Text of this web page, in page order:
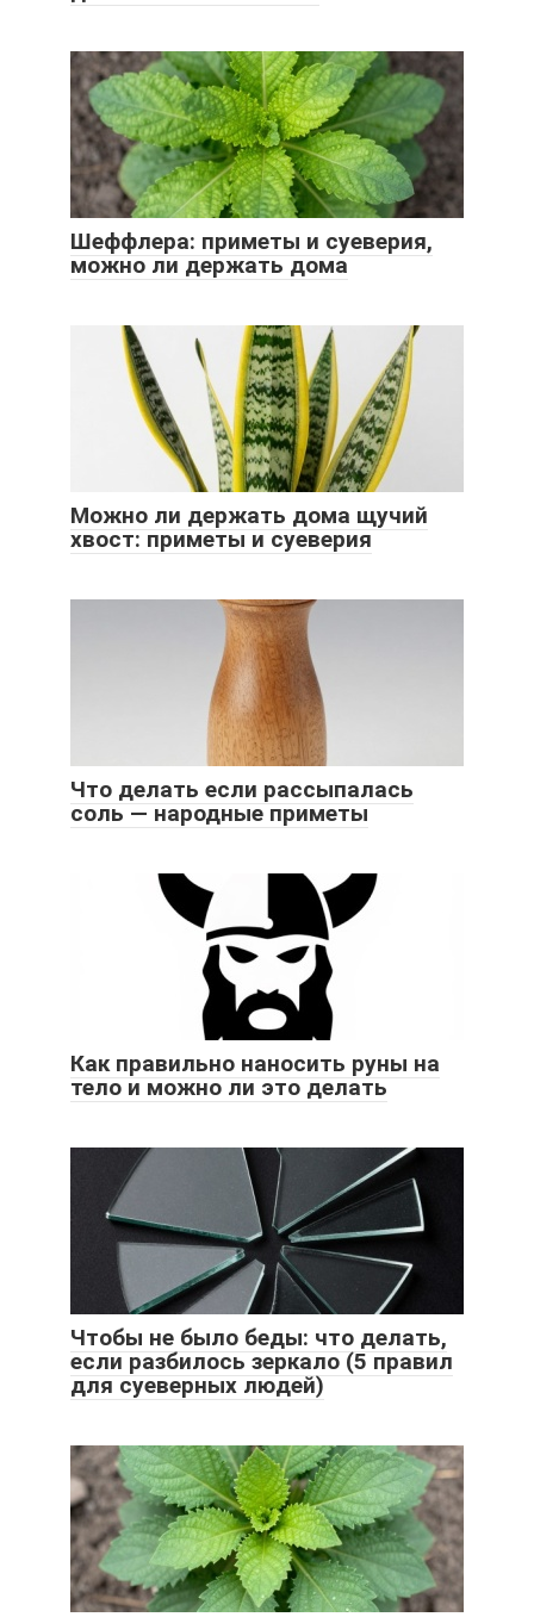
Шеффлера: приметы и суеверия,
можно ли держать дома
Можно ли держать дома щучий
хвост: приметы и суеверия
Что делать если рассыпалась
соль — народные приметы
Как правильно наносить руны на
тело и можно ли это делать
Чтобы не было беды: что делать,
если разбилось зеркало (5 правил
для суеверных людей)